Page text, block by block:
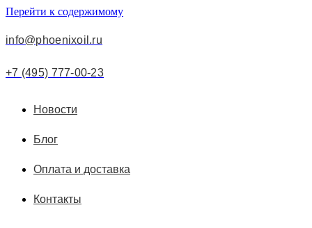
Перейти к содержимому
info@phoenixoil.ru
+7 (495) 777-00-23
Новости
Блог
Оплата и доставка
Контакты